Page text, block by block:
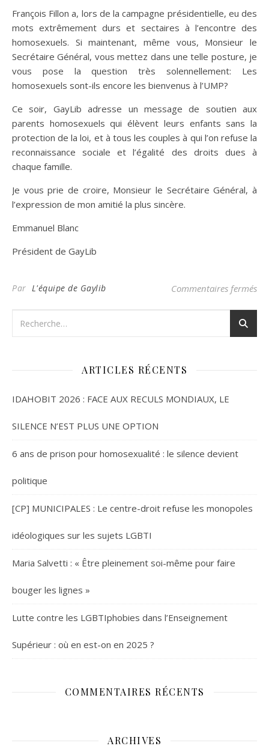
François Fillon a, lors de la campagne présidentielle, eu des
mots extrêmement durs et sectaires à l’encontre des
homosexuels. Si maintenant, même vous, Monsieur le
Secrétaire Général, vous mettez dans une telle posture, je
vous pose la question très solennellement: Les
homosexuels sont-ils encore les bienvenus à l’UMP?
Ce soir, GayLib adresse un message de soutien aux
parents homosexuels qui élèvent leurs enfants sans la
protection de la loi, et à tous les couples à qui l’on refuse la
reconnaissance sociale et l’égalité des droits dues à
chaque famille.
Je vous prie de croire, Monsieur le Secrétaire Général, à
l’expression de mon amitié la plus sincère.
Emmanuel Blanc
Président de GayLib
Par L'équipe de Gaylib Commentaires fermés
ARTICLES RÉCENTS
IDAHOBIT 2026 : FACE AUX RECULS MONDIAUX, LE
SILENCE N’EST PLUS UNE OPTION
6 ans de prison pour homosexualité : le silence devient
politique
[CP] MUNICIPALES : Le centre-droit refuse les monopoles
idéologiques sur les sujets LGBTI
Maria Salvetti : « Être pleinement soi-même pour faire
bouger les lignes »
Lutte contre les LGBTIphobies dans l’Enseignement
Supérieur : où en est-on en 2025 ?
COMMENTAIRES RÉCENTS
ARCHIVES